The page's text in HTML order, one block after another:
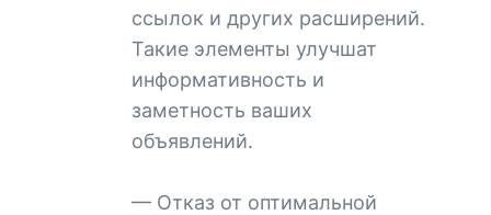
ссылок и других расширений.
Такие элементы улучшат
информативность и
заметность ваших
объявлений.
— Отказ от оптимальной